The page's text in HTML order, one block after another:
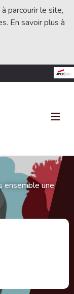
parcourir le site,
En savoir plus à
ensemble une